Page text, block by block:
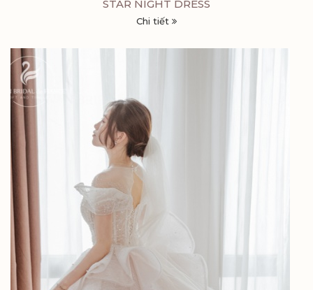
STAR NIGHT DRESS
Chi tiết